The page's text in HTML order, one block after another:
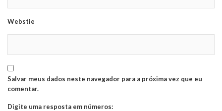
Webstie
Salvar meus dados neste navegador para a próxima vez que eu
comentar.
Digite uma resposta em números: